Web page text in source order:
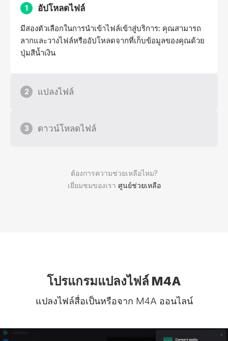
ต้องการความช่วยเหลือไหม?
เยี่ยมชมของเรา ศูนย์ช่วยเหลือ
1 อัปโหลดไฟล์
มีสองตัวเลือกในการนำเข้าไฟล์เข้าสู่บริการ: คุณสามารถ
ลากและวางไฟล์หรืออัปโหลดจากที่เก็บข้อมูลของคุณด้วย
ปุ่มสีน้ำเงิน
2 แปลงไฟล์
3 ดาวน์โหลดไฟล์
โปรแกรมแปลงไฟล์ M4A
แปลงไฟล์สื่อเป็นหรือจาก M4A ออนไลน์